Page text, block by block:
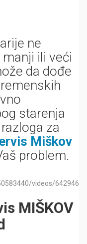
ne
ili veći
da dođe
starenja
za
Miškov
problem.
videos/
MIŠKOV